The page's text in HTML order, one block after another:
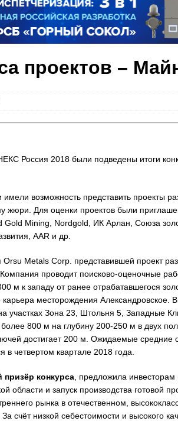
проектов –
Россия 2018 были подведены итоги
возможность представить проекты
жюри. Для оценки проектов были
Gold Mining, Nordgold, ИК Арлан, Союза
AAR и др.
Metals Corp. представившей проект
проводит поисково-оценочные
м к западу от ранее отрабатавшегося
месторождения Александровское.
участках Зона 23, Штольня 5, Западные
800 м на глубину 200-250 м в двух
достигает 200 м. Ожидаемые средние
в четвертом квартале 2018 года.
конкурса, предложила инвесторам
области и запуск производства готовой
рынка в отечественном,
счёт низкой себестоимости и высокого